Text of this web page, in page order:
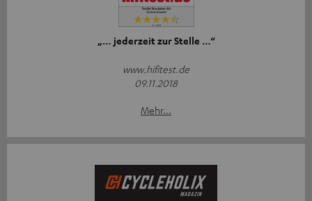
„… jederzeit zur Stelle …“
www.hifitest.de
09.11.2018
Mehr...